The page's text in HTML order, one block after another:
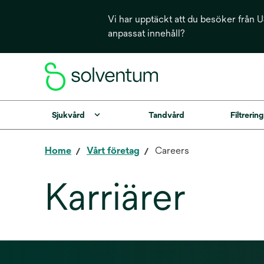
Vi har upptäckt att du besöker från
anpassat innehåll?
Sjukvård Tandvård
Home Vårt företag Careers
Karriärer